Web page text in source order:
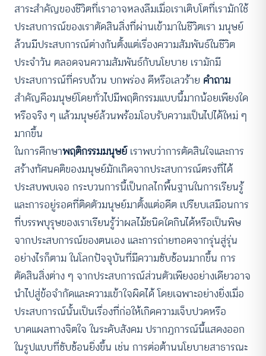
สาระสำคัญของชีวิตที่เราอาจหลงลืมเมื่อเราเติบโตที่เรามักใช้
ประสบการณ์ของเราตัดสินสิ่งที่ผ่านเข้ามาในชีวิตเรา มนุษย์
ล้วนมีประสบการณ์ต่างกันตั้งแต่เรื่องความสัมพันธ์ในชีวิต
ประจำวัน ตลอดจนความสัมพันธ์กับนโยบาย เรามักมี
ประสบการณ์ที่ครบถ้วน บกพร่อง ดีหรือเลวร้าย คำถาม
สำคัญคือมนุษย์โดยทั่วไปมีพฤติกรรมแบบนี้มากน้อยเพียงใด
หรือจริง ๆ แล้วมนุษย์ล้วนพร้อมโอบรับความเป็นไปได้ใหม่ ๆ
มากขึ้น
ในการศึกษาพฤติกรรมมนุษย์เราพบว่าการตัดสินใจและการ
สร้างทัศนคติของมนุษย์มักเกิดจากประสบการณ์ตรงที่ได้
ประสบพบเจอ กระบวนการนี้เป็นกลไกพื้นฐานในการเรียนรู้
และการอยู่รอดที่ติดตัวมนุษย์มาตั้งแต่อดีต เปรียบเสมือนการ
ที่บรรพบุรุษของเราเรียนรู้ว่าผลไม้ชนิดใดกินได้หรือเป็นพิษ
จากประสบการณ์ของตนเอง และการถ่ายทอดจากรุ่นสู่รุ่น
อย่างไรก็ตาม ในโลกปัจจุบันที่มีความซับซ้อนมากขึ้น การ
ตัดสินสิ่งต่าง ๆ จากประสบการณ์ส่วนตัวเพียงอย่างเดียวอาจ
นำไปสู่ข้อจำกัดและความเข้าใจผิดได้ โดยเฉพาะอย่างยิ่งเมื่อ
ประสบการณ์นั้นเป็นเรื่องที่ก่อให้เกิดความเจ็บปวดหรือ
บาดแผลทางจิตใจ ในระดับสังคม ปรากฏการณ์นี้แสดงออก
ในรูปแบบที่ซับซ้อนยิ่งขึ้น เช่น การต่อต้านนโยบายสาธารณะ